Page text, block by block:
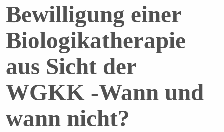
Bewilligung einer
Biologikatherapie
aus Sicht der
WGKK -Wann und
wann nicht?